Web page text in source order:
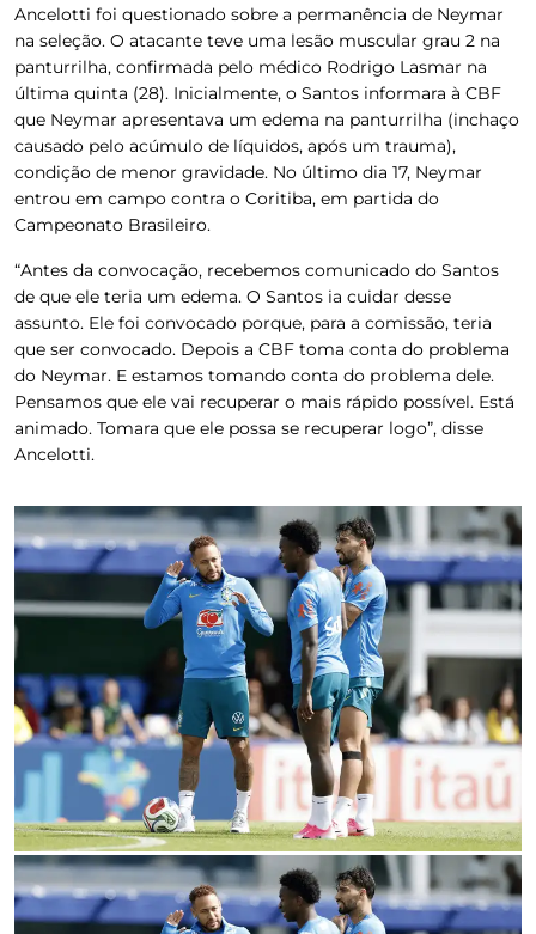
Ancelotti foi questionado sobre a permanência de Neymar
na seleção. O atacante teve uma lesão muscular grau 2 na
panturrilha, confirmada pelo médico Rodrigo Lasmar na
última quinta (28). Inicialmente, o Santos informara à CBF
que Neymar apresentava um edema na panturrilha (inchaço
causado pelo acúmulo de líquidos, após um trauma),
condição de menor gravidade. No último dia 17, Neymar
entrou em campo contra o Coritiba, em partida do
Campeonato Brasileiro.
“Antes da convocação, recebemos comunicado do Santos
de que ele teria um edema. O Santos ia cuidar desse
assunto. Ele foi convocado porque, para a comissão, teria
que ser convocado. Depois a CBF toma conta do problema
do Neymar. E estamos tomando conta do problema dele.
Pensamos que ele vai recuperar o mais rápido possível. Está
animado. Tomara que ele possa se recuperar logo”, disse
Ancelotti.